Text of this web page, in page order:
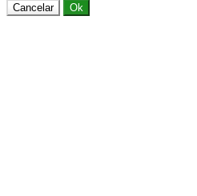
Cancelar Ok